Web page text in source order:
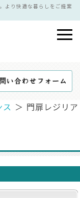
より快適な暮らしをご提案
ス ＞ 門扉レジリア